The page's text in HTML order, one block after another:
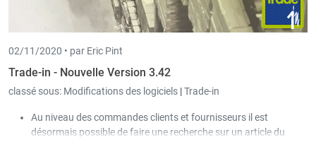
02/11/2020 • par Eric Pint
Trade-in - Nouvelle Version 3.42
classé sous: Modifications des logiciels |Trade-in
Au niveau des commandes clients et fournisseurs il est
désormais possible de faire une recherche sur un article du